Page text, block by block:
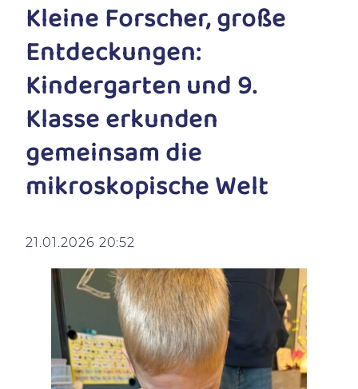
Kleine Forscher, große
Entdeckungen:
Kindergarten und 9.
Klasse erkunden
gemeinsam die
mikroskopische Welt
21.01.2026 20:52